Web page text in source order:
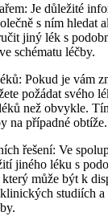
Je důležité
s ním hledat
jiný lék s
schématu léčby.
Pokud je vám
požádat svého
než obvykle.
na případné obtíže.
řešení: Ve
jiného léku s
může být k
studiích a